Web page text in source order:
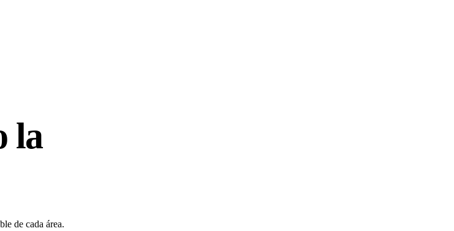
la
de cada área.